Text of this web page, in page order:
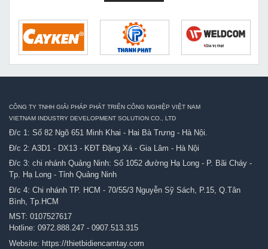
CÔNG TY TNHH GIẢI PHÁP PHÁT TRIỂN CÔNG NGHIỆP VIỆT NAM
VIETNAM INDUSTRY DEVELOPMENT SOLUTION CO., LTD
Đ/c 1: Số 82 Ngõ 651 Minh Khai - Hai Bà Trưng - Hà Nội.
Đ/c 2: A3D1 - DX13 - KĐT Đặng Xá - Gia Lâm - Hà Nội
Đ/c 3: chi nhánh Quảng Ninh: Số 1052 đường Hạ Long - P. Bãi Cháy -
Tp. Hạ Long - Tỉnh Quảng Ninh
Đ/c 4: Chi nhánh TP. HCM - 70/55/3 Nguyễn Sỹ Sách, P.15, Q.Tân
Bình, Tp.HCM
MST: 0107527617
Hotline: 0972.888.247 - 0907.513.315
Website: https://thietbidiencamtay.com